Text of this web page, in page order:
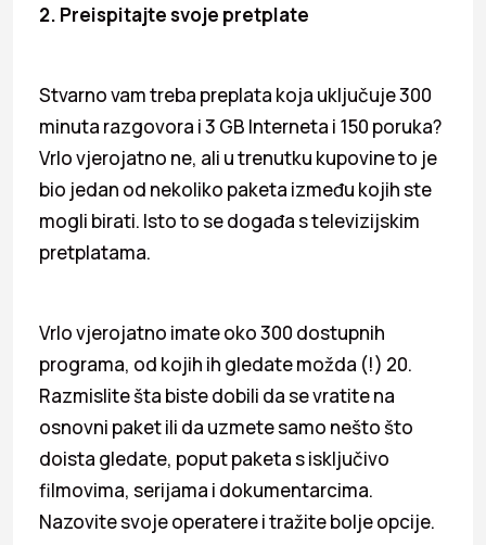
2. Preispitajte svoje pretplate
Stvarno vam treba preplata koja uključuje 300
minuta razgovora i 3 GB Interneta i 150 poruka?
Vrlo vjerojatno ne, ali u trenutku kupovine to je
bio jedan od nekoliko paketa između kojih ste
mogli birati. Isto to se događa s televizijskim
pretplatama.
Vrlo vjerojatno imate oko 300 dostupnih
programa, od kojih ih gledate možda (!) 20.
Razmislite šta biste dobili da se vratite na
osnovni paket ili da uzmete samo nešto što
doista gledate, poput paketa s isključivo
filmovima, serijama i dokumentarcima.
Nazovite svoje operatere i tražite bolje opcije.